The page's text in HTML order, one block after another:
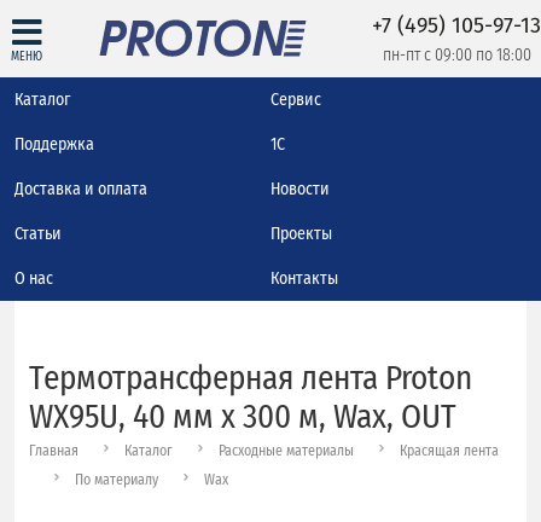
МЕНЮ
+7 (495) 105-97-13
пн-пт с 09:00 по 18:00
Каталог Сервис
Поддержка 1С
Доставка и оплата Новости
Статьи Проекты
О нас Контакты
Термотрансферная лента Proton
WX95U, 40 мм х 300 м, Wax, OUT
Главная Каталог Расходные материалы
Красящая лента
По материалу
Wax